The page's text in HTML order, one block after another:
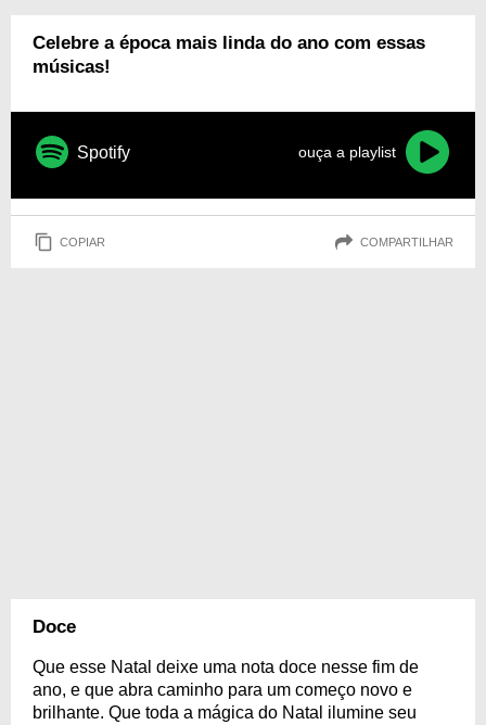
Celebre a época mais linda do ano com essas
músicas!
Spotify ouça a playlist
COPIAR COMPARTILHAR
Doce
Que esse Natal deixe uma nota doce nesse fim de
ano, e que abra caminho para um começo novo e
brilhante. Que toda a mágica do Natal ilumine seu